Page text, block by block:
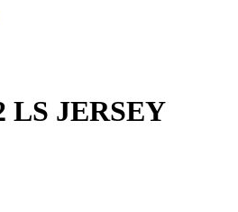
LS JERSEY